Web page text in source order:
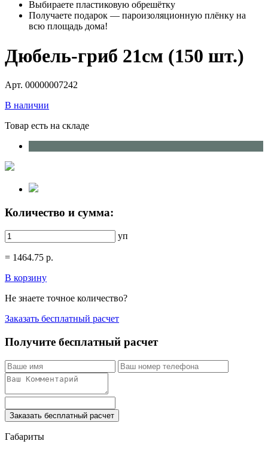
Выбираете пластиковую обрешётку
Получаете подарок — пароизоляционную плёнку на
всю площадь дома!
Дюбель-гриб 21см (150 шт.)
Арт. 00000007242
В наличии
Товар есть на складе
Количество и сумма:
уп
= 1464.75 р.
В корзину
Не знаете точное количество?
Заказать бесплатный расчет
Получите бесплатный расчет
Заказать бесплатный расчет
Габариты